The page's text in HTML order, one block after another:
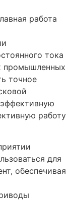
работа
тока
промышленных
точное
работу
для
обеспечивая